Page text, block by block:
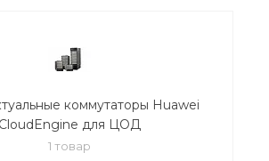
коммутаторы Huawei
CloudEngine для ЦОД
1 товар